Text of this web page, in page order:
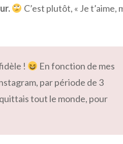
C’est plutôt, « Je t’aime,
!
En fonction de mes
par période de 3
tout le monde, pour